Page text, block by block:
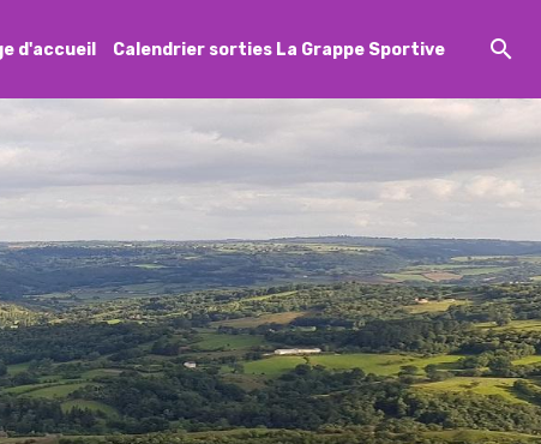
d'accueil Calendrier sorties La Grappe Sportive